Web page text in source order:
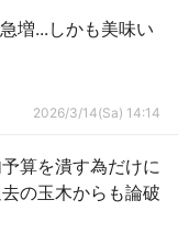
増...しかも美味い
2026/3/14(Sa) 14:14
算を潰す為だけに
の玉木からも論破